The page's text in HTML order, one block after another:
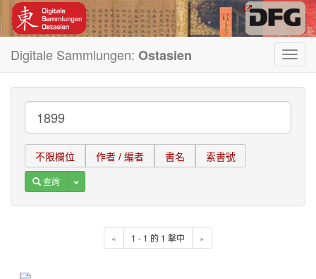
Digitale Sammlungen: Ostasien
不限欄位 作者 / 編者 書名 索書號
查詢 Toggle Dropdown
« 1 - 1 的 1 擊中 »